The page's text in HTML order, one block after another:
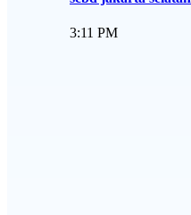
3:11 PM